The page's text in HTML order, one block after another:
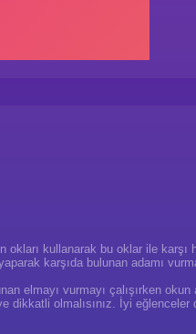
kullanarak bu oklar ile karşı
karşıda bulunan adamı
elmayı vurmayı çalışırken
dikkatli olmalısınız. İyi eğlenceler